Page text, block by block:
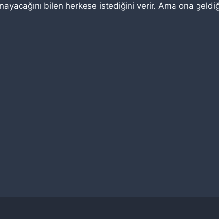
bilen herkese istediğini verir. Ama ona